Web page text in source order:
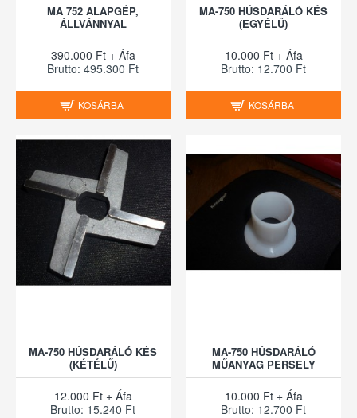
MA 752 ALAPGÉP,
ÁLLVÁNNYAL
390.000 Ft + Áfa
Brutto: 495.300 Ft
KOSÁRBA
MA-750 HÚSDARÁLÓ KÉS
(EGYÉLŰ)
10.000 Ft + Áfa
Brutto: 12.700 Ft
KOSÁRBA
MA-750 HÚSDARÁLÓ KÉS
(KÉTÉLŰ)
12.000 Ft + Áfa
Brutto: 15.240 Ft
MA-750 HÚSDARÁLÓ
MŰANYAG PERSELY
10.000 Ft + Áfa
Brutto: 12.700 Ft